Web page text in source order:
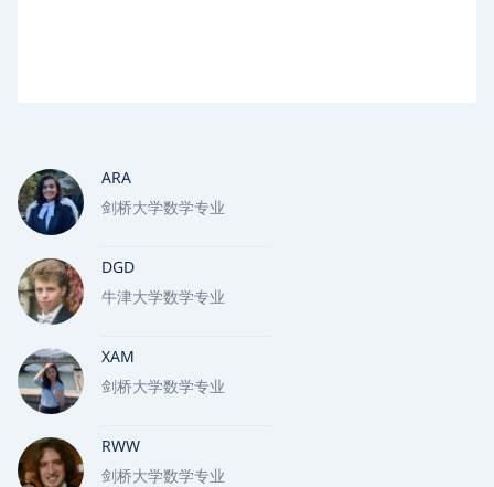
ARA
剑桥大学数学专业
DGD
牛津大学数学专业
XAM
剑桥大学数学专业
RWW
剑桥大学数学专业